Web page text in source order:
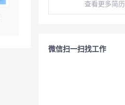
查看更多简历
微信扫一扫找工作